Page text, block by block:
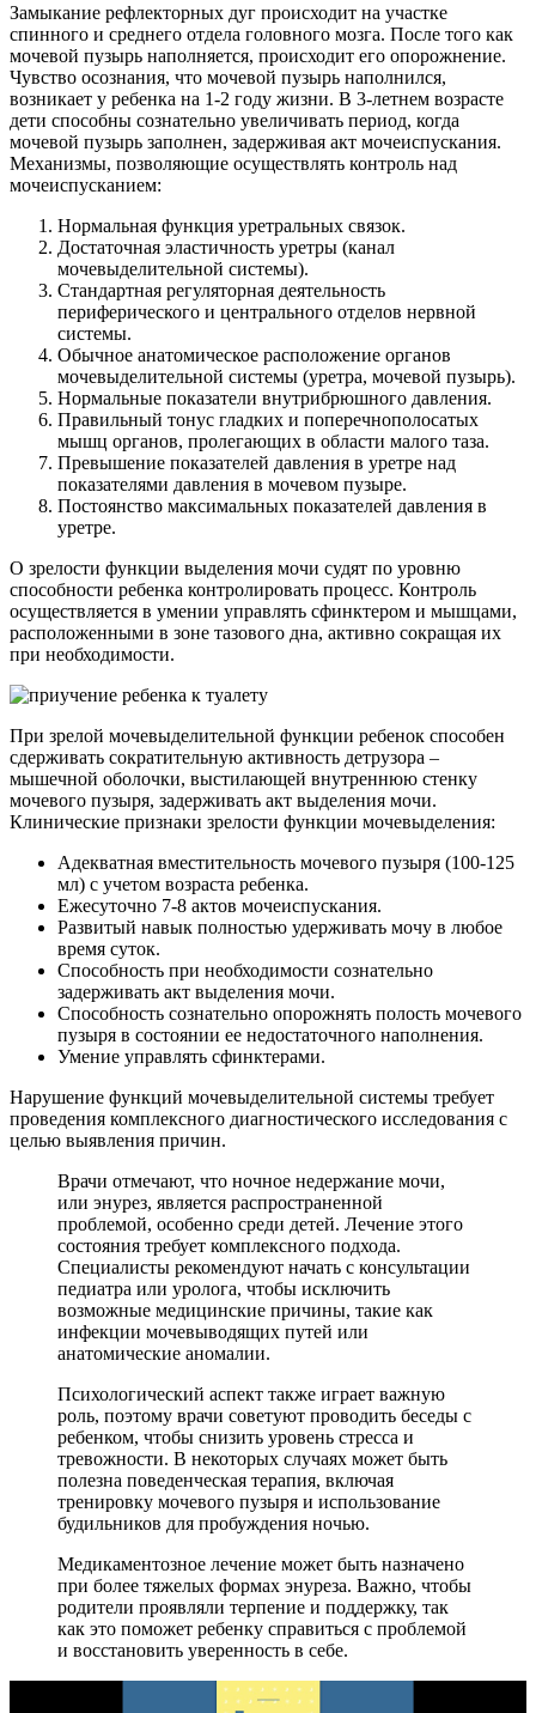
Замыкание рефлекторных дуг происходит на участке
спинного и среднего отдела головного мозга. После того как
мочевой пузырь наполняется, происходит его опорожнение.
Чувство осознания, что мочевой пузырь наполнился,
возникает у ребенка на 1-2 году жизни. В 3-летнем возрасте
дети способны сознательно увеличивать период, когда
мочевой пузырь заполнен, задерживая акт мочеиспускания.
Механизмы, позволяющие осуществлять контроль над
мочеиспусканием:
Нормальная функция уретральных связок.
Достаточная эластичность уретры (канал
мочевыделительной системы).
Стандартная регуляторная деятельность
периферического и центрального отделов нервной
системы.
Обычное анатомическое расположение органов
мочевыделительной системы (уретра, мочевой пузырь).
Нормальные показатели внутрибрюшного давления.
Правильный тонус гладких и поперечнополосатых
мышц органов, пролегающих в области малого таза.
Превышение показателей давления в уретре над
показателями давления в мочевом пузыре.
Постоянство максимальных показателей давления в
уретре.
О зрелости функции выделения мочи судят по уровню
способности ребенка контролировать процесс. Контроль
осуществляется в умении управлять сфинктером и мышцами,
расположенными в зоне тазового дна, активно сокращая их
при необходимости.
При зрелой мочевыделительной функции ребенок способен
сдерживать сократительную активность детрузора –
мышечной оболочки, выстилающей внутреннюю стенку
мочевого пузыря, задерживать акт выделения мочи.
Клинические признаки зрелости функции мочевыделения:
Адекватная вместительность мочевого пузыря (100-125
мл) с учетом возраста ребенка.
Ежесуточно 7-8 актов мочеиспускания.
Развитый навык полностью удерживать мочу в любое
время суток.
Способность при необходимости сознательно
задерживать акт выделения мочи.
Способность сознательно опорожнять полость мочевого
пузыря в состоянии ее недостаточного наполнения.
Умение управлять сфинктерами.
Нарушение функций мочевыделительной системы требует
проведения комплексного диагностического исследования с
целью выявления причин.
Врачи отмечают, что ночное недержание мочи,
или энурез, является распространенной
проблемой, особенно среди детей. Лечение этого
состояния требует комплексного подхода.
Специалисты рекомендуют начать с консультации
педиатра или уролога, чтобы исключить
возможные медицинские причины, такие как
инфекции мочевыводящих путей или
анатомические аномалии.
Психологический аспект также играет важную
роль, поэтому врачи советуют проводить беседы с
ребенком, чтобы снизить уровень стресса и
тревожности. В некоторых случаях может быть
полезна поведенческая терапия, включая
тренировку мочевого пузыря и использование
будильников для пробуждения ночью.
Медикаментозное лечение может быть назначено
при более тяжелых формах энуреза. Важно, чтобы
родители проявляли терпение и поддержку, так
как это поможет ребенку справиться с проблемой
и восстановить уверенность в себе.